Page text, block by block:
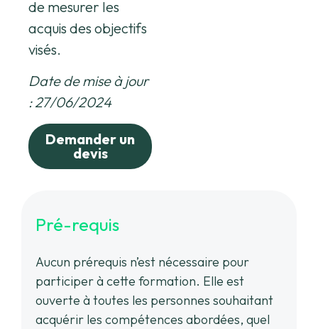
Pré-requis
Aucun prérequis n’est nécessaire pour
participer à cette formation. Elle est
ouverte à toutes les personnes souhaitant
acquérir les compétences abordées, quel
de mesurer les
acquis des objectifs
visés.
Date de mise à jour
: 27/06/2024
Demander un
devis